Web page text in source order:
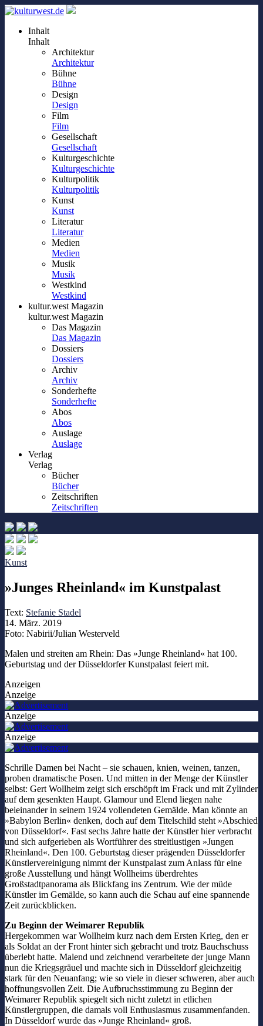
Inhalt
Inhalt
Architektur
Architektur
Bühne
Bühne
Design
Design
Film
Film
Gesellschaft
Gesellschaft
Kulturgeschichte
Kulturgeschichte
Kulturpolitik
Kulturpolitik
Kunst
Kunst
Literatur
Literatur
Medien
Medien
Musik
Musik
Westkind
Westkind
kultur.west Magazin
kultur.west Magazin
Das Magazin
Das Magazin
Dossiers
Dossiers
Archiv
Archiv
Sonderhefte
Sonderhefte
Abos
Abos
Auslage
Auslage
Verlag
Verlag
Bücher
Bücher
Zeitschriften
Zeitschriften
Kunst
»Junges Rheinland« im Kunstpalast
Text: Stefanie Stadel
14. März. 2019
Foto: Nabirii/Julian Westerveld
Malen und streiten am Rhein: Das »Junge Rheinland« hat 100.
Geburtstag und der Düsseldorfer Kunstpalast feiert mit.
Anzeigen
Anzeige
Anzeige
Anzeige
Schrille Damen bei Nacht – sie schauen, knien, weinen, tanzen,
proben dramatische Posen. Und mitten in der Menge der Künstler
selbst: Gert Wollheim zeigt sich erschöpft im Frack und mit Zylinder
auf dem gesenkten Haupt. Glamour und Elend liegen nahe
beieinander in seinem 1924 vollendeten Gemälde. Man könnte an
»Babylon Berlin« denken, doch auf dem Titelschild steht »Abschied
von Düsseldorf«. Fast sechs Jahre hatte der Künstler hier verbracht
und sich aufgerieben als Wortführer des streitlustigen »Jungen
Rheinland«. Den 100. Geburtstag dieser prägenden Düsseldorfer
Künstlervereinigung nimmt der Kunstpalast zum Anlass für eine
große Ausstellung und hängt Wollheims überdrehtes
Großstadtpanorama als Blickfang ins Zentrum. Wie der müde
Künstler im Gemälde, so kann auch die Schau auf eine spannende
Zeit zurückblicken.
Zu Beginn der Weimarer Republik
Hergekommen war Wollheim kurz nach dem Ersten Krieg, den er
als Soldat an der Front hinter sich gebracht und trotz Bauchschuss
überlebt hatte. Malend und zeichnend verarbeitete der junge Mann
nun die Kriegsgräuel und machte sich in Düsseldorf gleichzeitig
stark für den Neuanfang; wie so viele in dieser schweren, aber auch
hoffnungsvollen Zeit. Die Aufbruchsstimmung zu Beginn der
Weimarer Republik spiegelt sich nicht zuletzt in etlichen
Künstlergruppen, die damals voll Enthusiasmus zusammenfanden.
In Düsseldorf wurde das »Junge Rheinland« groß.